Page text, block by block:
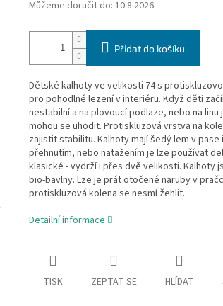
Můžeme doručit do: 10.8.2026
Přidat do košíku
Dětské kalhoty ve velikosti 74 s
pro pohodlné lezení v interiéru. Když děti
nestabilní a na plovoucí podlaze, nebo na linu
mohou se uhodit. Protiskluzová vrstva na
zajistit stabilitu. Kalhoty mají šedý lem v pase
přehnutím, nebo natažením je lze používat
klasické - vydrží i přes dvě velikosti. Kalhoty
bio-bavlny. Lze je prát otočené naruby v
protiskluzová kolena se nesmí žehlit.
Detailní informace
TISK ZEPTAT SE HLÍDAT